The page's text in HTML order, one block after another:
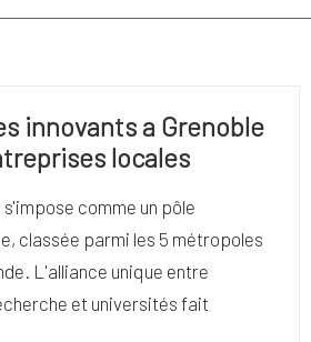
innovants a Grenoble
locales
comme un pôle
classée parmi les 5 métropoles
L'alliance unique entre
et universités fait